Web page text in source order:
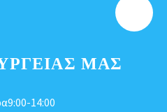
ΜΑΣ
14:00